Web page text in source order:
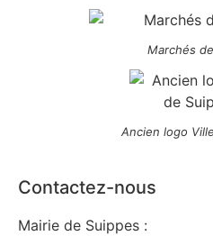
Marchés
Ancien logo
Contactez-nous
Mairie de Suippes :